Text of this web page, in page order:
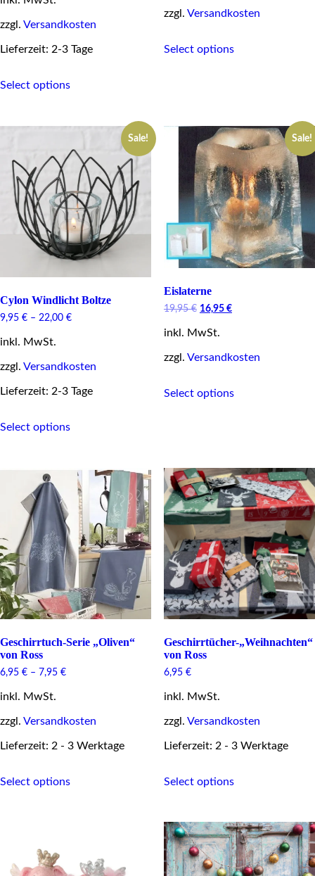
zzgl. Versandkosten
Lieferzeit: 2-3 Tage
Select optionsproduct
variants.
options
may
be
chosen
on
the
product
page
zzgl. Versandkosten
Select optionsproduct
may
be
chosen
on
the
product
page
Sale!
Cylon Windlicht Boltze
9,95 € – 22,00 €
inkl. MwSt.
zzgl. Versandkosten
Lieferzeit: 2-3 Tage
Select optionsproduct
variants.
The
options
may
be
chosen
on
the
product
page
Sale!
Eislaterne
19,95€ Original
was:
16,95 €Current
inkl. MwSt.
zzgl. Versandkosten
Select optionsproduct
may
be
chosen
on
the
product
page
Geschirrtuch-Serie „Oliven“
von Ross
6,95 € – 7,95 €
inkl. MwSt.
zzgl. Versandkosten
Lieferzeit: 2 - 3 Werktage
Select optionsproduct
may
Geschirrtücher-„Weihnachten“
von Ross
6,95 €
inkl. MwSt.
zzgl. Versandkosten
Lieferzeit: 2 - 3 Werktage
Select optionsproduct
variants.
The
options
may